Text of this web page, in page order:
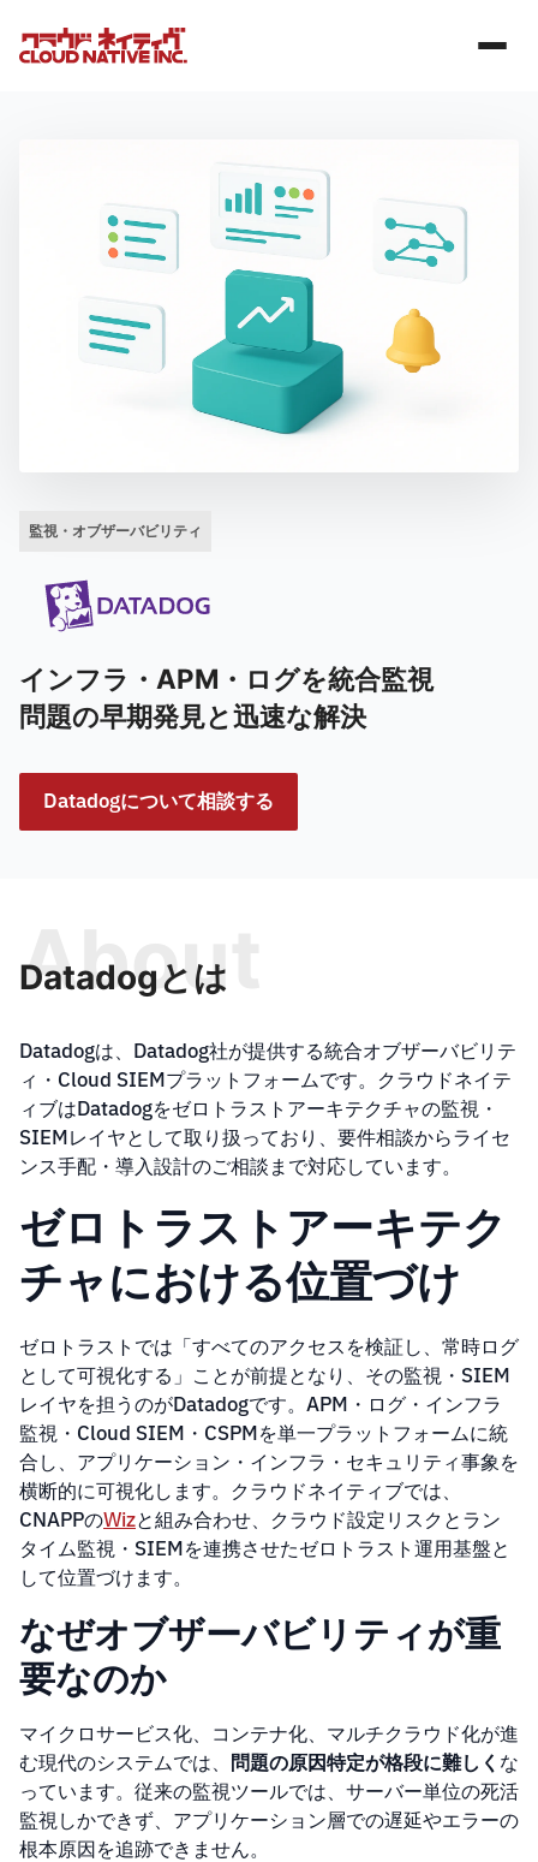
監視・オブザーバビリティ
インフラ・APM・ログを統合監視
問題の早期発見と迅速な解決
Datadogについて相談する
Datadogとは
About
Datadogは、Datadog社が提供する統合オブザーバビリテ
ィ・Cloud SIEMプラットフォームです。クラウドネイテ
ィブはDatadogをゼロトラストアーキテクチャの監視・
SIEMレイヤとして取り扱っており、要件相談からライセ
ンス手配・導入設計のご相談まで対応しています。
ゼロトラストアーキテク
チャにおける位置づけ
ゼロトラストでは「すべてのアクセスを検証し、常時ログ
として可視化する」ことが前提となり、その監視・SIEM
レイヤを担うのがDatadogです。APM・ログ・インフラ
監視・Cloud SIEM・CSPMを単一プラットフォームに統
合し、アプリケーション・インフラ・セキュリティ事象を
横断的に可視化します。クラウドネイティブでは、
CNAPPのWizと組み合わせ、クラウド設定リスクとラン
タイム監視・SIEMを連携させたゼロトラスト運用基盤と
して位置づけます。
なぜオブザーバビリティが重
要なのか
マイクロサービス化、コンテナ化、マルチクラウド化が進
む現代のシステムでは、 問題の原因特定が格段に難しく な
っています。従来の監視ツールでは、サーバー単位の死活
監視しかできず、アプリケーション層での遅延やエラーの
根本原因を追跡できません。